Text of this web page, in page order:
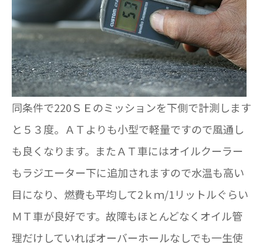
同条件で220ＳＥのミッションを下側で計測します
と５３度。ＡＴよりも小型で軽量ですので風通し
も良くなります。またＡＴ車にはオイルクーラー
もラジエーター下に追加されますので水温も高い
目になり、燃費も平均して2ｋｍ/1リットルぐらい
ＭＴ車が良好です。故障もほとんどなくオイル管
理だけしていればオーバーホールなしでも一生使